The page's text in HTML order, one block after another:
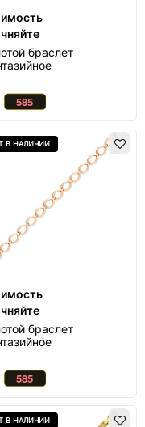
браслет
В НАЛИЧИИ
браслет
В НАЛИЧИИ